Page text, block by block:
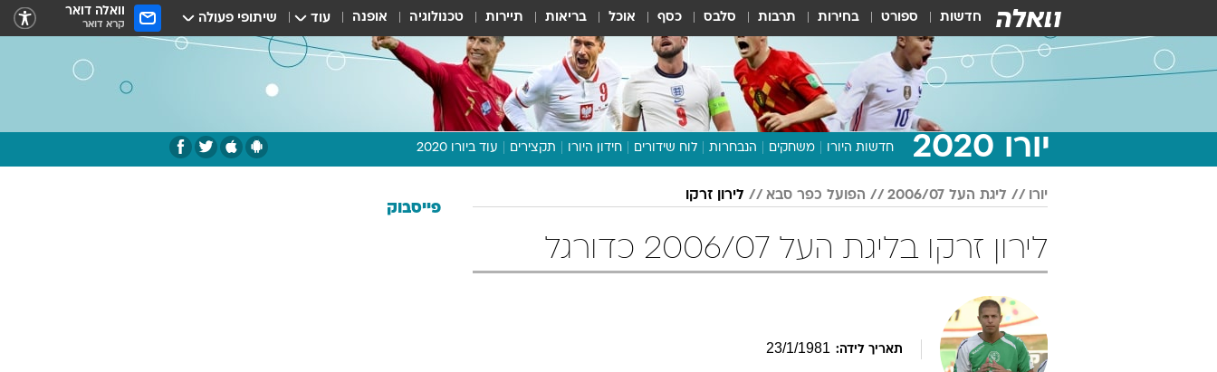
חדשות ספורט בחירות תרבות סלבס כסף אוכל בריאות תיירות טכנולוגיה אופנה עוד שיתופי פעולה וואלה דואר
קרא דואר
יורו 2020 חדשות היורו משחקים הנבחרות לוח שידורים חידון היורו תקצירים עוד ביורו 2020
תכנית היורו
יורו ליגת העל 2006/07 הפועל כפר סבא לירון זרקו
לירון זרקו בליגת העל 2006/07 כדורגל
תאריך לידה: 23/1/1981
פייסבוק